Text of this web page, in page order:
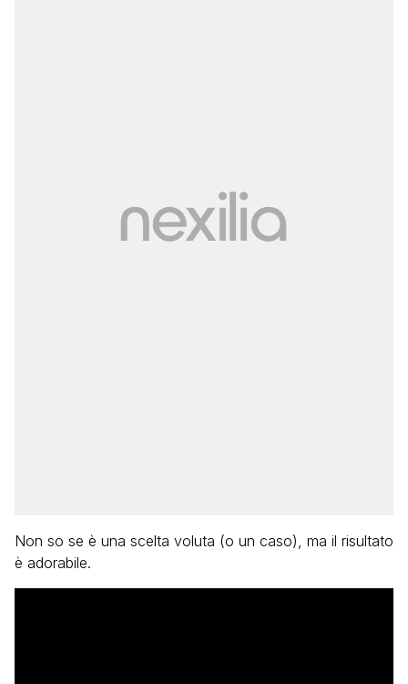
Non so se è una scelta voluta (o un caso), ma il risultato
è adorabile.